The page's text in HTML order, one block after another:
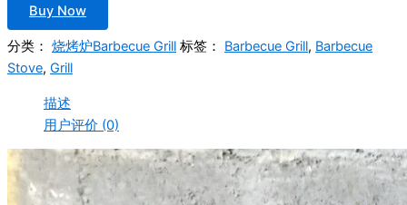
Buy Now
分类： 烧烤炉Barbecue Grill 标签： Barbecue Grill, Barbecue
Stove, Grill
描述
用户评价 (0)